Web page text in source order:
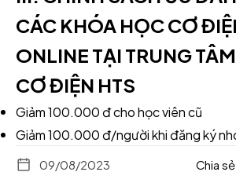
CÁC KHÓA HỌC CƠ
ONLINE TẠI TRUNG
CƠ ĐIỆN HTS
Giảm 100.000 đ cho học viên cũ
Giảm 100.000 đ/người khi đăng ký
09/08/2023 Chia sẻ